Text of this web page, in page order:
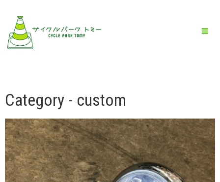
HOME
全商品一覧
BLOG
店舗情報
Category - custom